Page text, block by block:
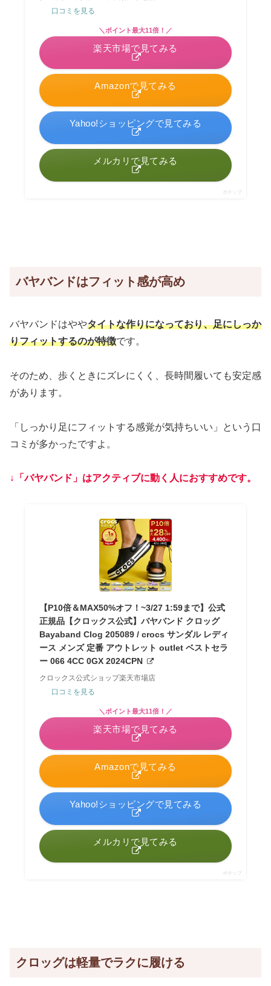
口コミを見る
Amazonで見てみる
＼ポイント最大11倍！／
楽天市場で見てみる
Yahoo!ショッピングで見てみる
メルカリで見てみる
ポチップ
バヤバンドはフィット感が高め
バヤバンドはややタイトな作りになっており、足にしっか
りフィットするのが特徴です。
そのため、歩くときにズレにくく、長時間履いても安定感
があります。
「しっかり足にフィットする感覚が気持ちいい」という口
コミが多かったですよ。
↓ 「バヤバンド」はアクティブに動く人におすすめです。
【P10倍＆MAX50%オフ！~3/27 1:59まで】公式
正規品【クロックス公式】バヤバンド クロッグ
Bayaband Clog 205089 / crocs サンダル レディ
ース メンズ 定番 アウトレット outlet ベストセラ
ー 066 4CC 0GX 2024CPN
クロックス公式ショップ楽天市場店
口コミを見る
Amazonで見てみる
＼ポイント最大11倍！／
楽天市場で見てみる
Yahoo!ショッピングで見てみる
メルカリで見てみる
ポチップ
クロッグは軽量でラクに履ける